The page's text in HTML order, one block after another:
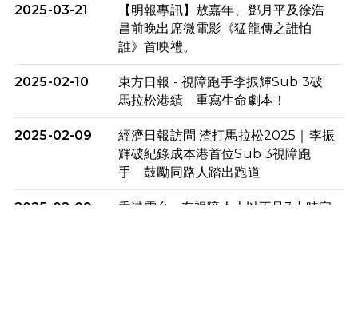
2025-03-21
【明報專訊】敖嘉年、鄧月平及徐浩
昌前晚出席微電影《猛龍傳之誰怕
誰》首映禮。
2025-02-10
東方日報 - 視障跑手李振輝Sub 3破
馬拉松港績 重寫生命劇本！
2025-02-09
經濟日報訪問 渣打馬拉松2025｜李振
輝破紀錄成本港首位Sub 3視障跑
手 鼓勵同路人踏出跑道
2025-02-09
香港電台 - 有視障人士以不足3小時完